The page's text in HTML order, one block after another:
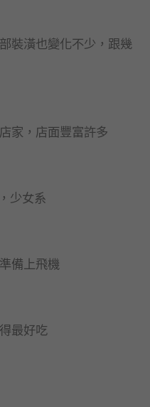
裝潢也變化不少，跟幾
家，店面豐富許多
少女系
備上飛機
最好吃